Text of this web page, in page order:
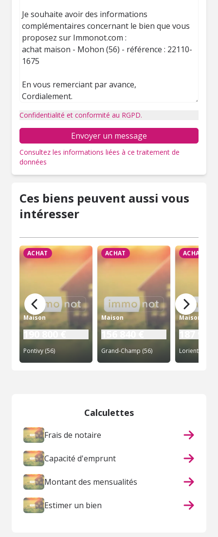
Confidentialité et conformité au RGPD.
Envoyer un message
Consultez les informations liées à ce traitement de
données
Ces biens peuvent aussi vous
intéresser
ACHAT
Maison
190 800 €
Pontivy (56)
ACHAT
Maison
156 840 €
Grand-Champ (56)
ACHAT
Maison
187 920
Lorient (56)
Calculettes
Frais de notaire
Capacité d'emprunt
Montant des mensualités
Estimer un bien